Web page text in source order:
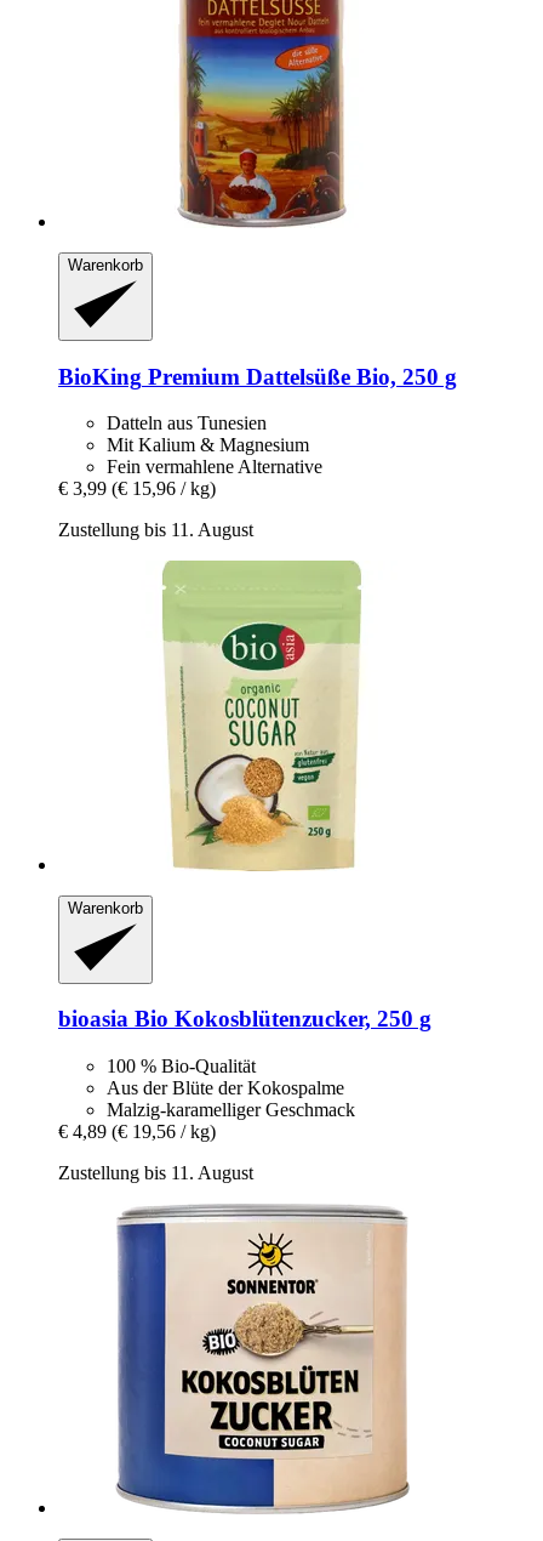
Warenkorb
BioKing Premium Dattelsüße Bio, 250 g
Datteln aus Tunesien
Mit Kalium & Magnesium
Fein vermahlene Alternative
€ 3,99 (€ 15,96 / kg)
Zustellung bis 11. August
Warenkorb
bioasia Bio Kokosblütenzucker, 250 g
100 % Bio-Qualität
Aus der Blüte der Kokospalme
Malzig-karamelliger Geschmack
€ 4,89 (€ 19,56 / kg)
Zustellung bis 11. August